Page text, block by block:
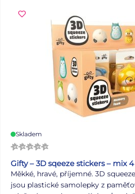
Skladem
Gifty – 3D sqeeze stickers – mix 4
Měkké, hravé, příjemné. 3D
jsou plastické samolepky z